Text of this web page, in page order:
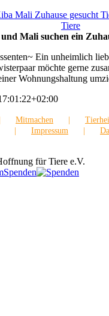
Mali suchen ein
Ein unheimlich
möchte gerne
Wohnungshaltung
Mitmachen
Impressum
für Tiere e.V.
Spenden